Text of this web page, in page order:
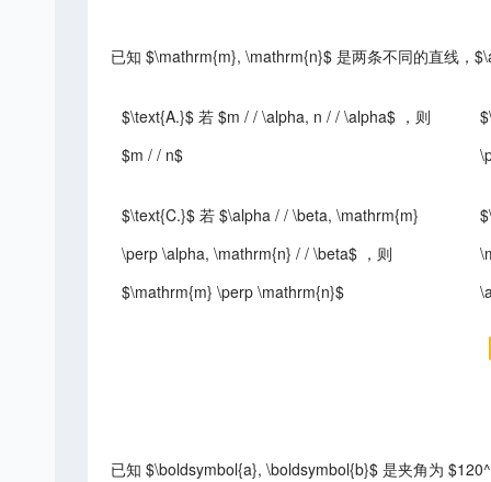
已知 $\mathrm{m}, \mathrm{n}$ 是两条不同的直线，
$\text{A.}$ 若 $m / / \alpha, n / / \alpha$ ，则
$m / / n$
$\text{C.}$ 若 $\alpha / / \beta, \mathrm{m}
\perp \alpha, \mathrm{n} / / \beta$ ，则
$\mathrm{m} \perp \mathrm{n}$
已知 $\boldsymbol{a}, \boldsymbol{b}$ 是夹角为